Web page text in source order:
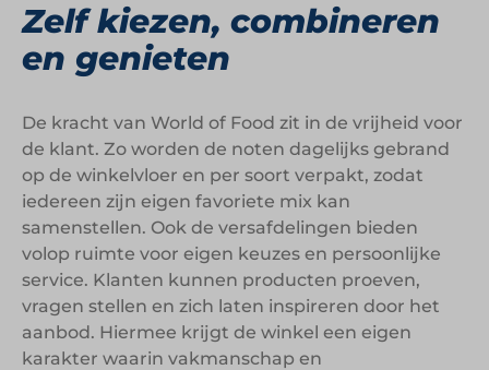
Zelf kiezen, combineren
en genieten
De kracht van World of Food zit in de vrijheid voor
de klant. Zo worden de noten dagelijks gebrand
op de winkelvloer en per soort verpakt, zodat
iedereen zijn eigen favoriete mix kan
samenstellen. Ook de versafdelingen bieden
volop ruimte voor eigen keuzes en persoonlijke
service. Klanten kunnen producten proeven,
vragen stellen en zich laten inspireren door het
aanbod. Hiermee krijgt de winkel een eigen
karakter waarin vakmanschap en